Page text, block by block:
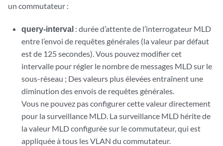
un commutateur :
query-interval : durée d’attente de l’interrogateur MLD
entre l’envoi de requêtes générales (la valeur par défaut
est de 125 secondes). Vous pouvez modifier cet
intervalle pour régler le nombre de messages MLD sur le
sous-réseau ; Des valeurs plus élevées entraînent une
diminution des envois de requêtes générales.
Vous ne pouvez pas configurer cette valeur directement
pour la surveillance MLD. La surveillance MLD hérite de
la valeur MLD configurée sur le commutateur, qui est
appliquée à tous les VLAN du commutateur.